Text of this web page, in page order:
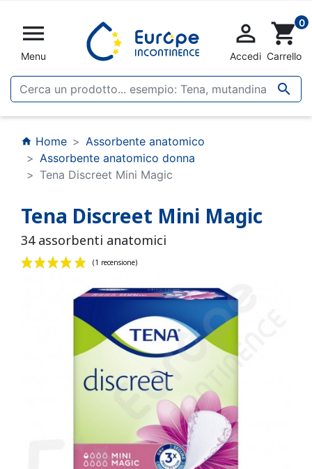

Menu


Accedi
shopping_cart0
Carrello
home Home
Assorbente anatomico
Assorbente anatomico donna
Tena Discreet Mini Magic
Tena Discreet Mini Magic
34 assorbenti anatomici